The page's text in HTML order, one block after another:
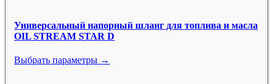
Универсальный напорный шланг для топлива и масла
OIL STREAM STAR D
Выбрать параметры →